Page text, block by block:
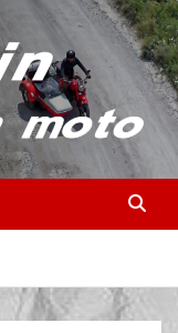
à moto
bécane